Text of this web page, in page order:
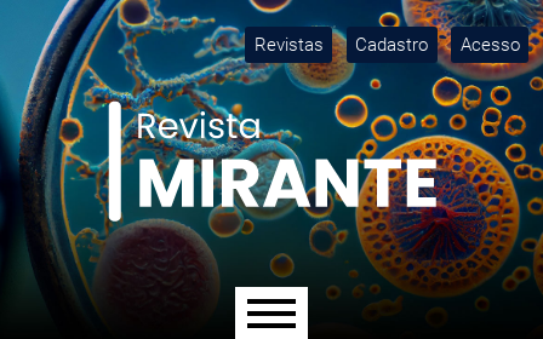
Ir para o menu de navegação principal
Ir para o conteúdo principal
Ir para o rodapé
Revistas Cadastro Acesso